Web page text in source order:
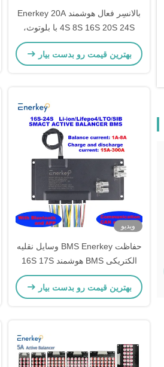
بالانسِر فعال هوشمند Enerkey 20A
4S 8S 16S 20S 24S با بلوتوث،
اپلیکیشن و CAN برای باتری‌های
لیتیوم یونی، LiFePO4 و LTO
بهترین قیمت رو بدست بیار
ویدیو
حفاظت BMS Enerkey وسایل نقلیه
الکتریکی BMS هوشمند 16S 17S
18S 19S 20S 21S 22S 23S 24S
100A 200A 300A با تعادل فعال 8A
بهترین قیمت رو بدست بیار